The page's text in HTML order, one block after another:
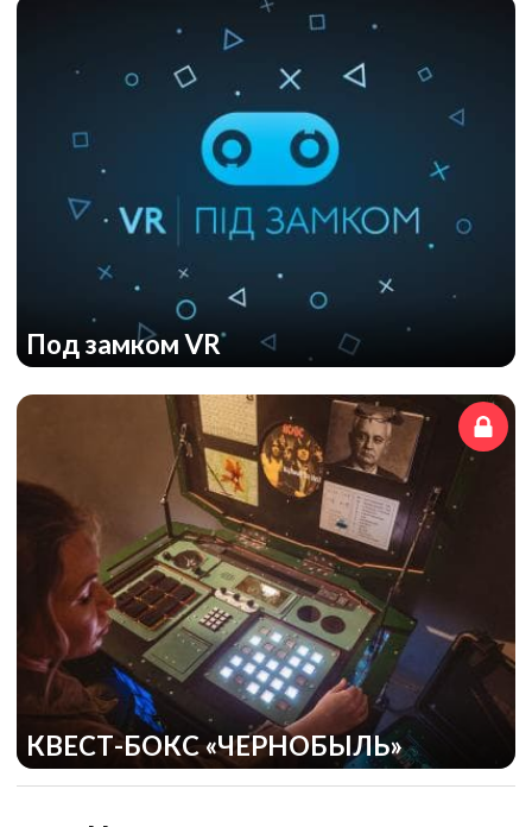
Под замком VR
КВЕСТ-БОКС «ЧЕРНОБЫЛЬ»